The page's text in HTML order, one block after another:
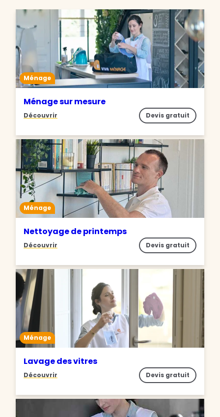
Ménage
Ménage sur mesure
Découvrir Devis gratuit
Ménage
Nettoyage de printemps
Découvrir Devis gratuit
Ménage
Lavage des vitres
Découvrir Devis gratuit